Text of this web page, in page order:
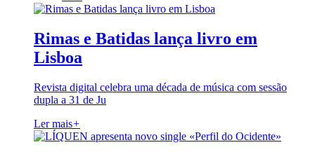
Rimas e Batidas lança livro em
Lisboa
Revista digital celebra uma década de música com sessão
dupla a 31 de Ju
Ler mais+